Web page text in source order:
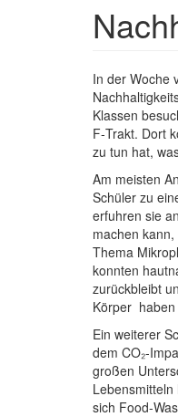
Textkörper
In der Woche
Klassen
F‑Trakt. Dort
zu tun hat,
Am meisten
Schüler zu
erfuhren sie
machen
Thema
konnten
zurückbleibt
Körper haben
Ein weiterer
dem
großen
sich